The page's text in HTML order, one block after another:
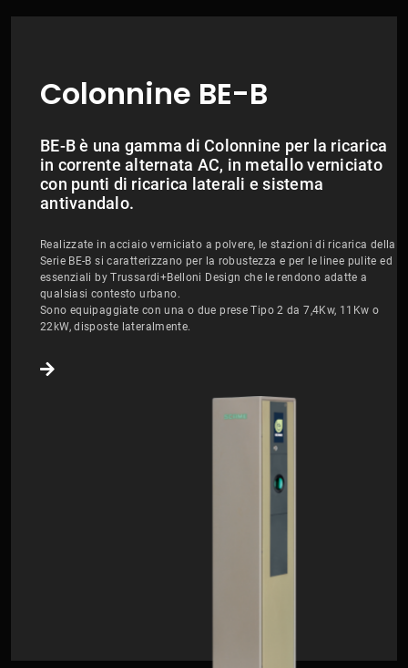
Colonnine BE-B
BE-B è una gamma di Colonnine per la ricarica
in corrente alternata AC, in metallo verniciato
con punti di ricarica laterali e sistema
antivandalo.
Realizzate in acciaio verniciato a polvere, le stazioni di ricarica della
Serie BE-B si caratterizzano per la robustezza e per le linee pulite ed
essenziali by Trussardi+Belloni Design che le rendono adatte a
qualsiasi contesto urbano.
Sono equipaggiate con una o due prese Tipo 2 da 7,4Kw, 11Kw o
22kW, disposte lateralmente.